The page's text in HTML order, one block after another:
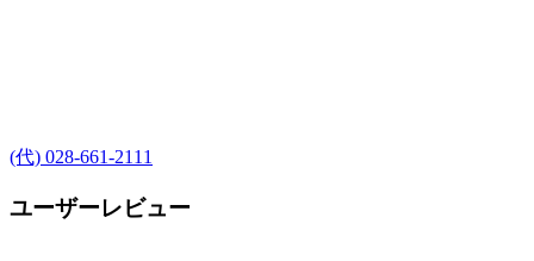
(代) 028-661-2111
ユーザーレビュー